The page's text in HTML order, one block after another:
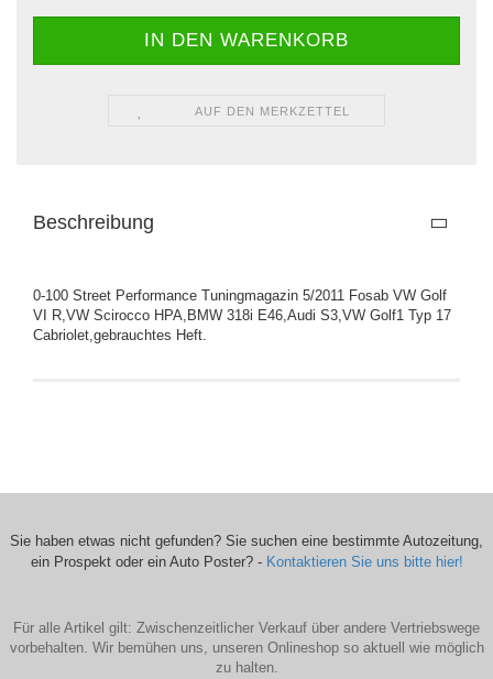
AUF DEN MERKZETTEL
Beschreibung
0-100 Street Performance Tuningmagazin 5/2011 Fosab VW Golf
VI R,VW Scirocco HPA,BMW 318i E46,Audi S3,VW Golf1 Typ 17
Cabriolet,gebrauchtes Heft.
Sie haben etwas nicht gefunden? Sie suchen eine bestimmte Autozeitung,
ein Prospekt oder ein Auto Poster? - Kontaktieren Sie uns bitte hier!
Für alle Artikel gilt: Zwischenzeitlicher Verkauf über andere Vertriebswege
vorbehalten. Wir bemühen uns, unseren Onlineshop so aktuell wie möglich
zu halten.